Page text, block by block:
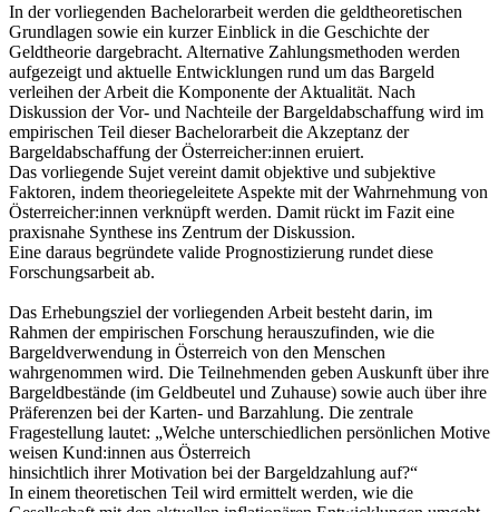
In der vorliegenden Bachelorarbeit werden die geldtheoretischen
Grundlagen sowie ein kurzer Einblick in die Geschichte der
Geldtheorie dargebracht. Alternative Zahlungsmethoden werden
aufgezeigt und aktuelle Entwicklungen rund um das Bargeld
verleihen der Arbeit die Komponente der Aktualität. Nach
Diskussion der Vor- und Nachteile der Bargeldabschaffung wird im
empirischen Teil dieser Bachelorarbeit die Akzeptanz der
Bargeldabschaffung der Österreicher:innen eruiert.
Das vorliegende Sujet vereint damit objektive und subjektive
Faktoren, indem theoriegeleitete Aspekte mit der Wahrnehmung von
Österreicher:innen verknüpft werden. Damit rückt im Fazit eine
praxisnahe Synthese ins Zentrum der Diskussion.
Eine daraus begründete valide Prognostizierung rundet diese
Forschungsarbeit ab.
Das Erhebungsziel der vorliegenden Arbeit besteht darin, im
Rahmen der empirischen Forschung herauszufinden, wie die
Bargeldverwendung in Österreich von den Menschen
wahrgenommen wird. Die Teilnehmenden geben Auskunft über ihre
Bargeldbestände (im Geldbeutel und Zuhause) sowie auch über ihre
Präferenzen bei der Karten- und Barzahlung. Die zentrale
Fragestellung lautet: „Welche unterschiedlichen persönlichen Motive
weisen Kund:innen aus Österreich
hinsichtlich ihrer Motivation bei der Bargeldzahlung auf?“
In einem theoretischen Teil wird ermittelt werden, wie die